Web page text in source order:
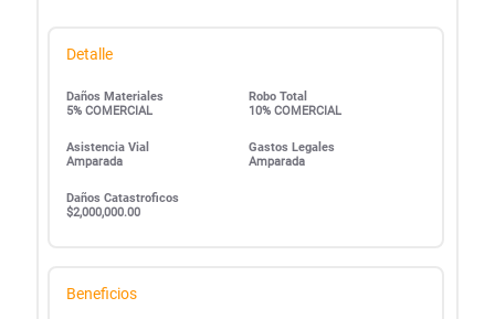
Detalle
Daños Materiales
5% COMERCIAL
Robo Total
10% COMERCIAL
Asistencia Vial
Amparada
Gastos Legales
Amparada
Daños Catastroficos
$2,000,000.00
Beneficios